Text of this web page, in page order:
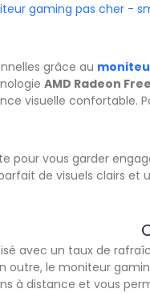
grâce au
AMD Radeon
visuelle confortable.
pour vous garder
de visuels clairs
avec un taux de
outre, le moniteur
à distance et vous